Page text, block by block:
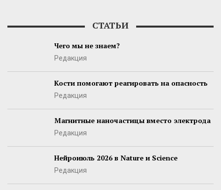
СТАТЬИ
Чего мы не знаем?
Редакция
Кости помогают реагировать на опасность
Редакция
Магнитные наночастицы вместо электрода
Редакция
Нейроиюль 2026 в Nature и Science
Редакция